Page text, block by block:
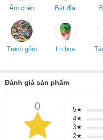
Ấm chén Bát đĩa
Tranh gốm Lọ hoa
Đánh giá sản phẩm
0 5★
4★
3★
2★